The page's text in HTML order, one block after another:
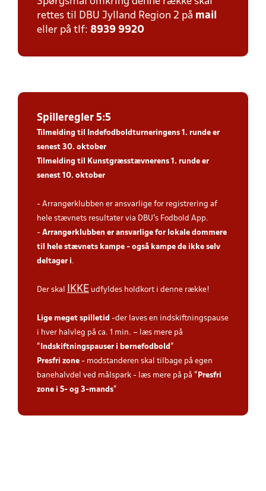
rettes til DBU Jylland Region 2 på mail
eller på tlf: 8939 9920
Spilleregler 5:5
Tilmelding til Indefodboldturneringens 1. runde er
senest 30. oktober
Tilmelding til Kunstgræsstævnerens 1. runde er
senest 10. oktober
- Arrangørklubben er ansvarlige for registrering af
hele stævnets resultater via DBU’s Fodbold App.
- Arrangørklubben er ansvarlige for lokale dommere
til hele stævnets kampe - også kampe de ikke selv
deltager i.
Der skal IKKE udfyldes holdkort i denne række!
Lige meget spilletid -der laves en indskiftningspause
i hver halvleg på ca. 1 min. – læs mere på
" Indskiftningspauser i børnefodbold "
Presfri zone - modstanderen skal tilbage på egen
banehalvdel ved målspark - læs mere på på " Presfri
zone i 5- og 3-mands"